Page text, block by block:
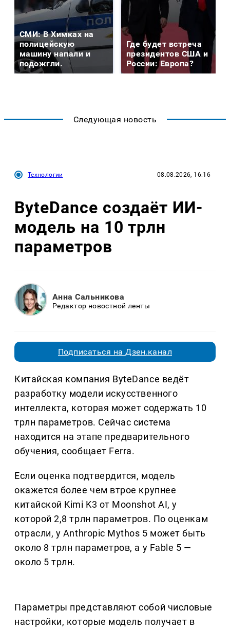
СМИ: В Химках на
полицейскую
машину напали и
подожгли.
Где будет встреча
президентов США и
России: Европа?
Следующая новость
Технологии 08.08.2026, 16:16
ByteDance создаёт ИИ-
модель на 10 трлн
параметров
Анна Сальникова
Редактор новостной ленты
Подписаться на Дзен.канал
Китайская компания ByteDance ведёт
разработку модели искусственного
интеллекта, которая может содержать 10
трлн параметров. Сейчас система
находится на этапе предварительного
обучения, сообщает Ferra.
Если оценка подтвердится, модель
окажется более чем втрое крупнее
китайской Kimi K3 от Moonshot AI, у
которой 2,8 трлн параметров. По оценкам
отрасли, у Anthropic Mythos 5 может быть
около 8 трлн параметров, а у Fable 5 —
около 5 трлн.
Параметры представляют собой числовые
настройки, которые модель получает в